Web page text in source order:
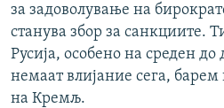
за задоволување на
станува збор за санкциите.
Русија, особено на среден
немаат влијание сега, барем
на Кремљ.